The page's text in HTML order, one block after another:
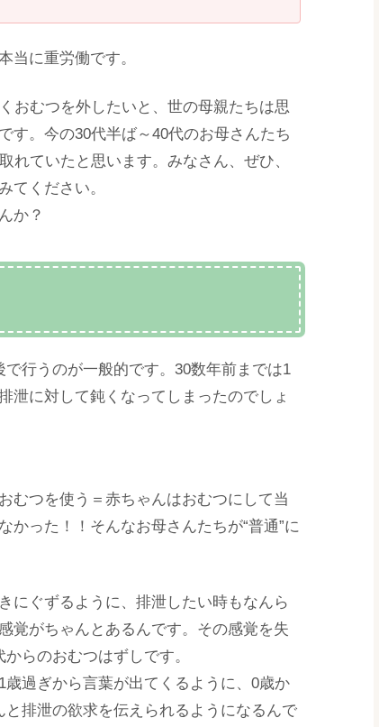
当に重労働です。
おむつを外したいと、世の母親たちは思
す。今の30代半ば～40代のお母さんたち
れていたと思います。みなさん、ぜひ、
てください。
か？
行うのが一般的です。30数年前までは1
泄に対して鈍くなってしまったのでしょ
むつを使う＝赤ちゃんはおむつにして当
かった！！そんなお母さんたちが“普通”に
にぐずるように、排泄したい時もなんら
覚がちゃんとあるんです。その感覚を失
らのおむつはずしです。
過ぎから言葉が出てくるように、0歳か
排泄の欲求を伝えられるようになるんで